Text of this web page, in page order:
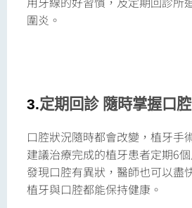
圍炎。
3.定期回診 隨時掌握口腔
口腔狀況隨時都會改變，植牙手
建議治療完成的植牙患者定期6
發現口腔有異狀，醫師也可以盡
植牙與口腔都能保持健康。